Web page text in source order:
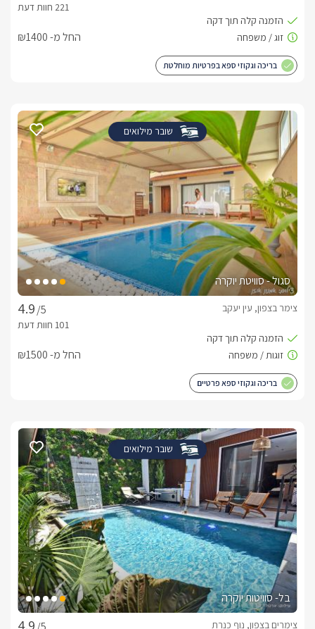
החל מ- ₪1400
בריכה וגקוזי ספא בפרטיות מוחלטת
שובר מילואים
סגול - סוויטת יוקרה
/5
צימר בצפון, עין יעקב
החל מ- ₪1500
בריכה וגקוזי ספא פרטיים
שובר מילואים
בל- סוויטות יוקרה
צימרים בצפון, נוף כנרת